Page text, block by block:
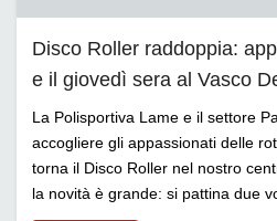
Disco Roller raddoppia:
e il giovedì sera al Vasco
La Polisportiva Lame e il settore
accogliere gli appassionati delle
torna il Disco Roller nel nostro
la novità è grande: si pattina due